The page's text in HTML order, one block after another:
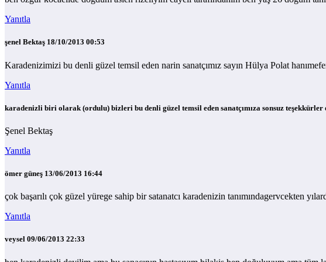
Yanıtla
şenel Bektaş 18/10/2013 00:53
Karadenizimizi bu denli güzel temsil eden narin sanatçımız sayın Hülya Polat
Yanıtla
karadenizli biri olarak (ordulu) bizleri bu denli güzel temsil eden sanatçımıza sonsuz teşekkürler
Şenel Bektaş
Yanıtla
ömer güneş 13/06/2013 16:44
çok başarılı çok güzel yürege sahip bir satanatcı karadenizin tanımındagervcekten
Yanıtla
veysel 09/06/2013 22:33